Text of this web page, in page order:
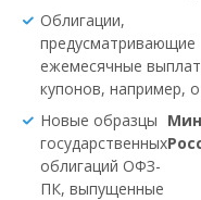
Облигации,
предусматривающие
ежемесячные
купонов, например,
Новые образцы
государственных
облигаций ОФЗ-
ПК, выпущенные